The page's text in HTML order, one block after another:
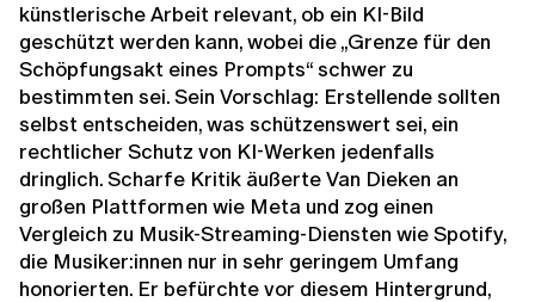
künstlerische Arbeit relevant, ob ein KI-Bild
geschützt werden kann, wobei die „Grenze für den
Schöpfungsakt eines Prompts“ schwer zu
bestimmten sei. Sein Vorschlag: Erstellende sollten
selbst entscheiden, was schützenswert sei, ein
rechtlicher Schutz von KI-Werken jedenfalls
dringlich. Scharfe Kritik äußerte Van Dieken an
großen Plattformen wie Meta und zog einen
Vergleich zu Musik-Streaming-Diensten wie Spotify,
die Musiker:innen nur in sehr geringem Umfang
honorierten. Er befürchte vor diesem Hintergrund,